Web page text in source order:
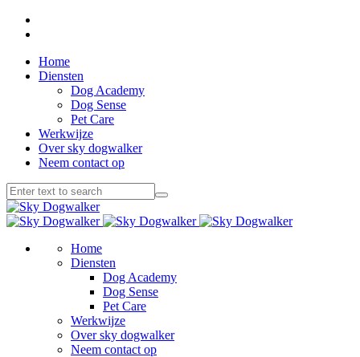
Home
Diensten
Dog Academy
Dog Sense
Pet Care
Werkwijze
Over sky dogwalker
Neem contact op
Home
Diensten
Dog Academy
Dog Sense
Pet Care
Werkwijze
Over sky dogwalker
Neem contact op